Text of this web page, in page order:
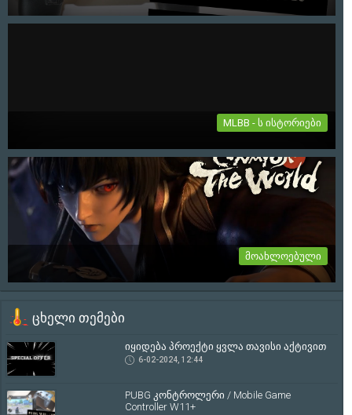
MLBB - ს ისტორიები
TERIZLA
"თუ რწმენას შეუძლია დააბრუნოს სიყვარული, იმედი და
იხსნას სამყარო, მაშ კვლავ...
19-07-2021, 01:19
მოახლოებული
თრეილერი იხილეთ სრულად სიახლეში...
ცხელი თემები
იყიდება პროექტი ყვლა თავისი აქტივით
6-02-2024, 12:44
PUBG კონტროლერი / Mobile Game
Controller W11+